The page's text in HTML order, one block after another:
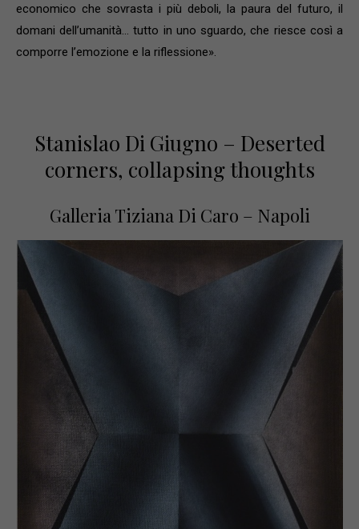
economico che sovrasta i più deboli, la paura del futuro, il
domani dell’umanità… tutto in uno sguardo, che riesce così a
comporre l’emozione e la riflessione».
Stanislao Di Giugno – Deserted
corners, collapsing thoughts
Galleria Tiziana Di Caro – Napoli